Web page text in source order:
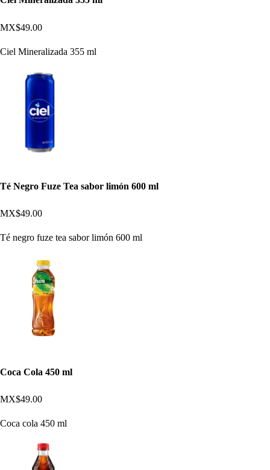
MX$49.00
Ciel Mineralizada 355 ml
Té Negro Fuze Tea sabor limón 600 ml
MX$49.00
Té negro fuze tea sabor limón 600 ml
Coca Cola 450 ml
MX$49.00
Coca cola 450 ml